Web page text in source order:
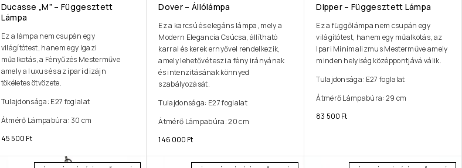
Ducasse „M” – Függesztett
Lámpa
Ez a lámpa nem csupán egy
világítótest, hanem egy igazi
műalkotás, a Fényűzés Mesterműve
amely a luxus és az ipari dizájn
tökéletes ötvözete.
Tulajdonsága: E27 foglalat
Átmérő Lámpabúra: 30 cm
45 500 Ft
Dover – Állólámpa
Ez a karcsú és elegáns lámpa, mely a
Modern Elegancia Csúcsa, állítható
karral és kerek ernyővel rendelkezik,
amely lehetővé teszi a fény irányának
és intenzitásának könnyed
szabályozását.
Tulajdonsága: E27 foglalat
Átmérő Lámpabúra: 20 cm
146 000 Ft
Dipper – Függesztett Lámpa
Ez a függőlámpa nem csupán egy
világítótest, hanem egy műalkotás, az
Ipari Minimalizmus Mesterműve amely
minden helyiség középpontjává válik.
Tulajdonsága: E27 foglalat
Átmérő Lámpabúra: 29 cm
83 500 Ft